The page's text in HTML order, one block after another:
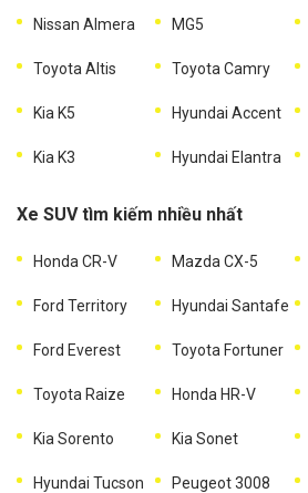
Nissan Almera MG5
Toyota Altis Toyota Camry
Kia K5 Hyundai Accent
Kia K3 Hyundai Elantra
Xe SUV tìm kiếm nhiều nhất
Honda CR-V Mazda CX-5
Ford Territory Hyundai Santafe
Ford Everest Toyota Fortuner
Toyota Raize Honda HR-V
Kia Sorento Kia Sonet
Hyundai Tucson Peugeot 3008